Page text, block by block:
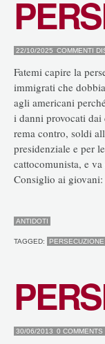
22/10/2025 COMMENTI
Fatemi capire la
immigrati che
agli americani
i danni provocati
rema contro, soldi
presidenziale e per
cattocomunista, e
Consiglio ai giovani:
ANTIDOTI
TAGGED: PERSECUZIONE
30/06/2013 0 COMMENTS